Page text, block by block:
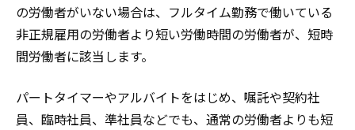
の労働者がいない場合は、フルタイム勤務で働いている
非正規雇用の労働者より短い労働時間の労働者が、短時
間労働者に該当します。
パートタイマーやアルバイトをはじめ、嘱託や契約社
員、臨時社員、準社員などでも、通常の労働者よりも短